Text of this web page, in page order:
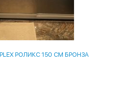
РОЛИКС 150 СМ БРОНЗА